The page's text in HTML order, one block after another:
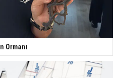
Ormanı